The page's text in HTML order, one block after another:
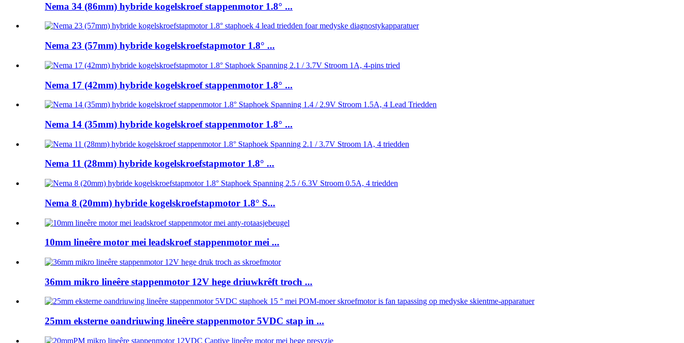
Nema 34 (86mm) hybride kogelskroef stappenmotor 1.8° ...
Nema 23 (57mm) hybride kogelskroefstapmotor 1.8° ...
Nema 17 (42mm) hybride kogelskroef stappenmotor 1.8° ...
Nema 14 (35mm) hybride kogelskroef stappenmotor 1.8° ...
Nema 11 (28mm) hybride kogelskroefstapmotor 1.8° ...
Nema 8 (20mm) hybride kogelskroefstapmotor 1.8° S...
10mm lineêre motor mei leadskroef stappenmotor mei ...
36mm mikro lineêre stappenmotor 12V hege driuwkrêft troch ...
25mm eksterne oandriuwing lineêre stappenmotor 5VDC stap in ...